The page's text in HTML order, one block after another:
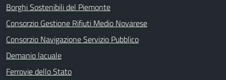
Borghi Sostenibili del Piemonte
Consorzio Gestione Rifiuti Medio Novarese
Consorzio Navigazione Servizio Pubblico
Demanio lacuale
Ferrovie dello Stato